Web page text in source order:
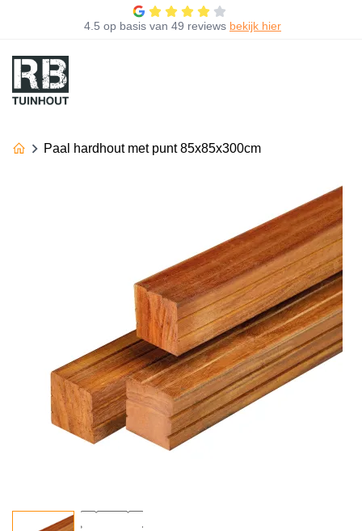
4.5 op basis van 49 reviews bekijk hier
Paal hardhout met punt 85x85x300cm